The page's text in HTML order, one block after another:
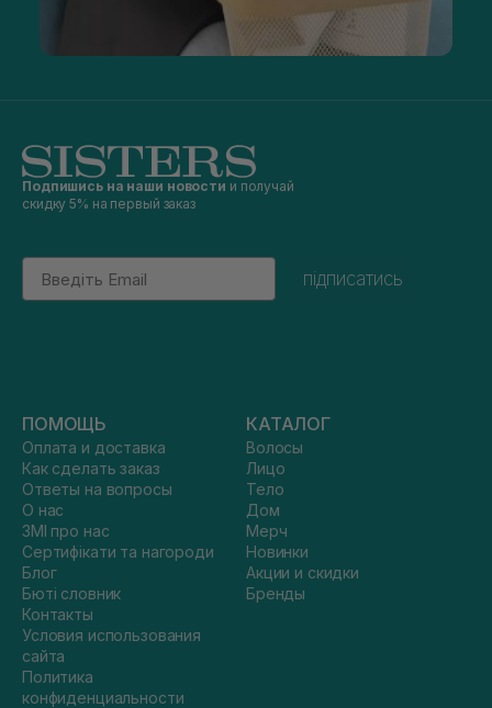
Подпишись на наши новости и получай
скидку 5% на первый заказ
Email
підписатись
ПОМОЩЬ
Оплата и доставка
Как сделать заказ
Ответы на вопросы
О нас
ЗМІ про нас
Сертифікати та нагороди
Блог
Бюті словник
Контакты
Условия использования
сайта
Политика
конфиденциальности
КАТАЛОГ
Волосы
Лицо
Тело
Дом
Мерч
Новинки
Акции и скидки
Бренды